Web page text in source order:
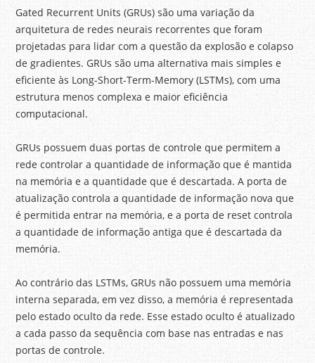
Gated Recurrent Units (GRUs) são uma variação da
arquitetura de redes neurais recorrentes que foram
projetadas para lidar com a questão da explosão e colapso
de gradientes. GRUs são uma alternativa mais simples e
eficiente às Long-Short-Term-Memory (LSTMs), com uma
estrutura menos complexa e maior eficiência
computacional.
GRUs possuem duas portas de controle que permitem a
rede controlar a quantidade de informação que é mantida
na memória e a quantidade que é descartada. A porta de
atualização controla a quantidade de informação nova que
é permitida entrar na memória, e a porta de reset controla
a quantidade de informação antiga que é descartada da
memória.
Ao contrário das LSTMs, GRUs não possuem uma memória
interna separada, em vez disso, a memória é representada
pelo estado oculto da rede. Esse estado oculto é atualizado
a cada passo da sequência com base nas entradas e nas
portas de controle.